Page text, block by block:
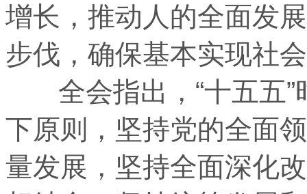
增长，推动人的全面发
步伐，确保基本实现社
全会指出，“十五五”
下原则，坚持党的全面
量发展，坚持全面深化